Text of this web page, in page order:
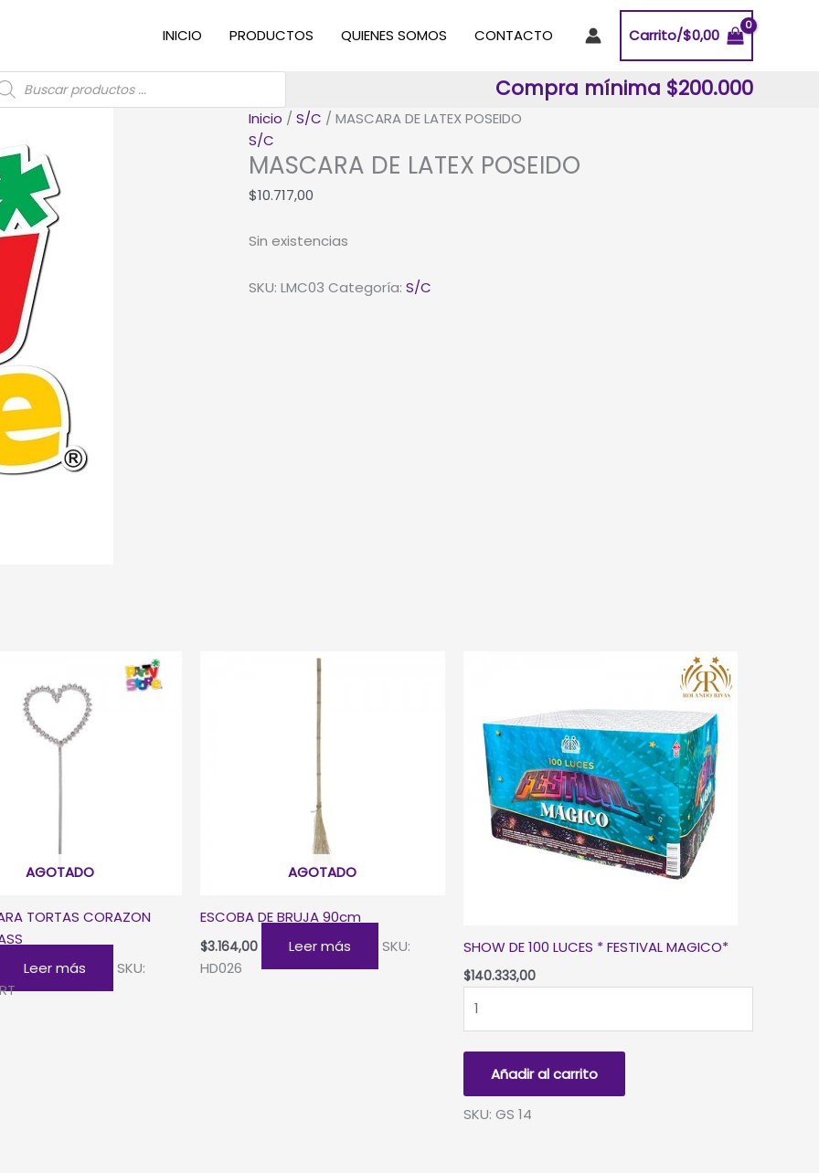
INICIO PRODUCTOS QUIENES SOMOS CONTACTO Carrito/$0,00
Compra mínima $200.000
Inicio / S/C / MASCARA DE LATEX POSEIDO
S/C
MASCARA DE LATEX POSEIDO
$10.717,00
Sin existencias
SKU: LMC03 Categoría: S/C
AGOTADO
TORTAS CORAZON
Leer más
SKU:
AGOTADO
ESCOBA DE BRUJA 90cm
$3.164,00 Leer más
SKU:
HD026
SHOW DE 100 LUCES * FESTIVAL MAGICO*
$140.333,00
DE
FESTIVAL
Añadir al carrito
SKU: GS 14